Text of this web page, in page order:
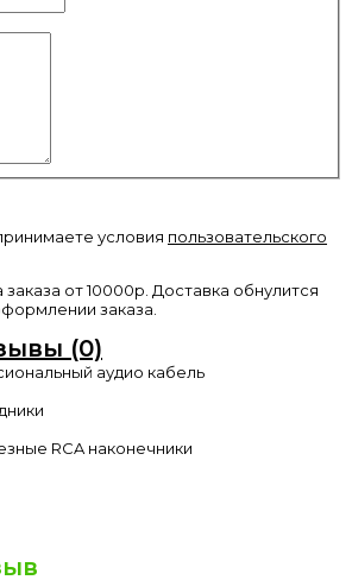
условия пользовательского
от 10000р. Доставка обнулится
заказа.
(0)
аудио кабель
RCA наконечники